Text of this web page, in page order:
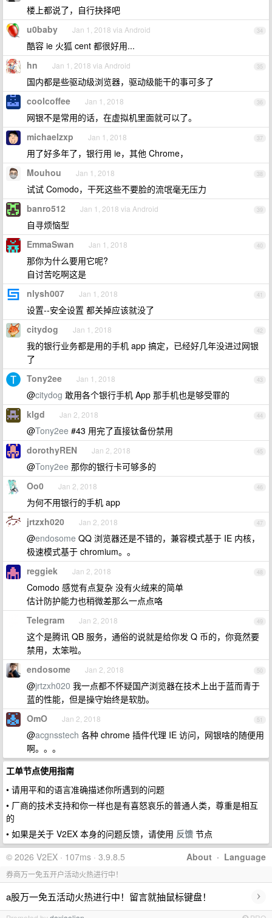
楼上都说了，自行抉择吧
34
u0baby Jan 1, 2018 via Android
酷容 ie 火狐 cent 都很好用...
35
hn Jan 1, 2018 via Android
国内都是些驱动级浏览器，驱动级能干的事可多了
36
coolcoffee Jan 1, 2018
网银不是常用的话，在虚拟机里面就可以了。
37
michaelzxp Jan 1, 2018
用了好多年了，银行用 ie，其他 Chrome，
38
Mouhou Jan 1, 2018
试试 Comodo，干死这些不要脸的流氓毫无压力
39
banro512 Jan 1, 2018 via Android
自寻烦恼型
40
EmmaSwan Jan 1, 2018
那你为什么要用它呢?
自讨苦吃啊这是
41
nlysh007 Jan 1, 2018
设置--安全设置 都关掉应该就没了
42
citydog Jan 1, 2018
我的银行业务都是用的手机 app 搞定，已经好几年没进过网银
了
43
Tony2ee Jan 1, 2018
@citydog 敢用各个银行手机 App 那手机也是够受罪的
44
klgd Jan 2, 2018
@Tony2ee #43 用完了直接钛备份禁用
45
dorothyREN Jan 2, 2018
@Tony2ee 那你的银行卡可够多的
46
Oo0 Jan 2, 2018
为何不用银行的手机 app
47
jrtzxh020 Jan 2, 2018
@endosome QQ 浏览器还是不错的，兼容模式基于 IE 内核，
极速模式基于 chromium。。
48
reggiek Jan 2, 2018
Comodo 感觉有点复杂 没有火绒来的简单
估计防护能力也稍微差那么一点点咯
49
Telegram Jan 2, 2018
这个是腾讯 QB 服务，通俗的说就是给你发 Q 币的，你竟然要
禁用，太笨啦。
50
endosome Jan 2, 2018
@jrtzxh020 我一点都不怀疑国产浏览器在技术上出于蓝而青于
蓝的性能，但是操守始终是软肋。
51
OmO Jan 2, 2018
@acgnsstech 各种 chrome 插件代理 IE 访问，网银啥的随便用
啊。。。
工单节点使用指南
• 请用平和的语言准确描述你所遇到的问题
• 厂商的技术支持和你一样也是有喜怒哀乐的普通人类，尊重是相互
的
• 如果是关于 V2EX 本身的问题反馈，请使用 反馈 节点
About · Language
© 2026 V2EX · 107ms · 3.9.8.5
券商万一免五开户活动火热进行中！
a股万一免五活动火热进行中！留言就抽鼠标键盘！ ›